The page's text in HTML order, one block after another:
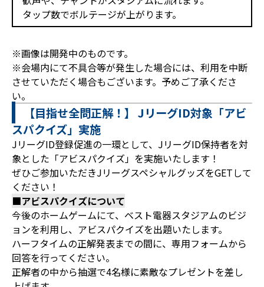
タップ数でボルテージが上がります。
※画像は開発中のものです。
※会場内にて不具合等が発生した場合には、利用を中断
させていただく場合もございます。予めご了承くださ
い。
【目指せ全問正解！】 JリーグID対象「アビ
スパクイズ」実施
JリーグID登録促進の一環として、JリーグID保持者を対
象とした「アビスパクイズ」を実施いたします！
ぜひご参加いただきJリーグスペシャルグッズをGETして
ください！
■アビスパクイズについて
今後のホームゲームにて、ベスト電器スタジアムのビジ
ョンを利用し、アビスパクイズを出題いたします。
ハーフタイムの正解発表までの間に、専用フォームから
回答を行ってください。
正解者の中から抽選で4名様に素敵なプレゼントを差し